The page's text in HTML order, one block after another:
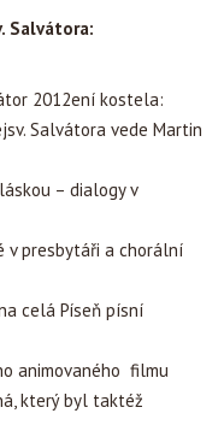
Salvátora:
ení kostela:
Salvátora vede Martin
– dialogy v
presbytáři a chorální
Píseň písní
filmu
který byl taktéž